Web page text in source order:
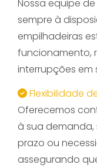
Nossa equipe
sempre à
empilhadeiras
funcionamento,
interrupções
Flexibilidade
Oferecemos
à sua
prazo ou
assegurando